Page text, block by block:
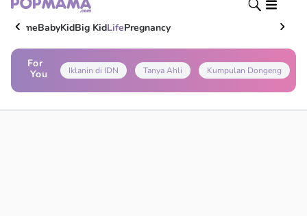
HomeBabyKidBig KidLifePregnancy
For
You
Iklanin di IDN Tanya Ahli Kumpulan Dongeng